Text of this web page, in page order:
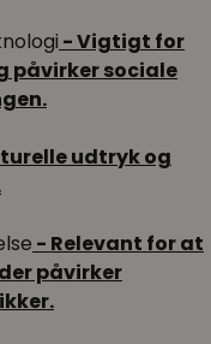
- Vigtigt for
påvirker sociale
udtryk og
- Relevant for at
påvirker